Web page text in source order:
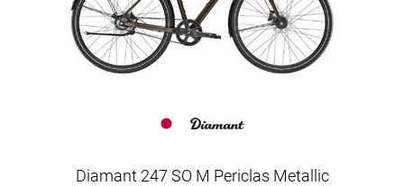
Diamant 247 SO M Periclas Metallic